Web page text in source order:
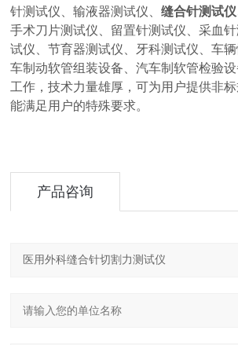
针测试仪、输液器测试仪、缝合针测试仪
手术刀片测试仪、留置针测试仪、采血
试仪、节育器测试仪、牙科测试仪、车
车制动软管组装设备、汽车制软管检验
工作，技术力量雄厚，可为用户提供非标
能满足用户的特殊要求。
产品咨询